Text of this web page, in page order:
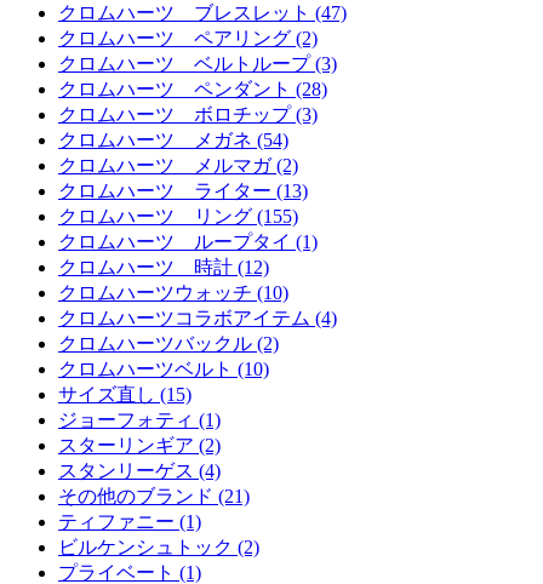
クロムハーツ ブレスレット (47)
クロムハーツ ペアリング (2)
クロムハーツ ベルトループ (3)
クロムハーツ ペンダント (28)
クロムハーツ ボロチップ (3)
クロムハーツ メガネ (54)
クロムハーツ メルマガ (2)
クロムハーツ ライター (13)
クロムハーツ リング (155)
クロムハーツ ループタイ (1)
クロムハーツ 時計 (12)
クロムハーツウォッチ (10)
クロムハーツコラボアイテム (4)
クロムハーツバックル (2)
クロムハーツベルト (10)
サイズ直し (15)
ジョーフォティ (1)
スターリンギア (2)
スタンリーゲス (4)
その他のブランド (21)
ティファニー (1)
ビルケンシュトック (2)
プライベート (1)